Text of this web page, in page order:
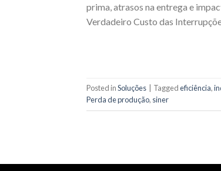
prima, atrasos na entrega e
Verdadeiro Custo das
Posted inSoluções Taggedeficiência,
Perda de produção, siner